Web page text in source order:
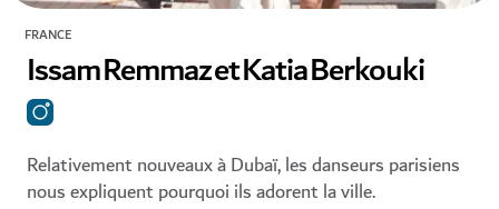
FRANCE
Issam Remmaz et Katia Berkouki
Relativement nouveaux à Dubaï, les danseurs parisiens
nous expliquent pourquoi ils adorent la ville.